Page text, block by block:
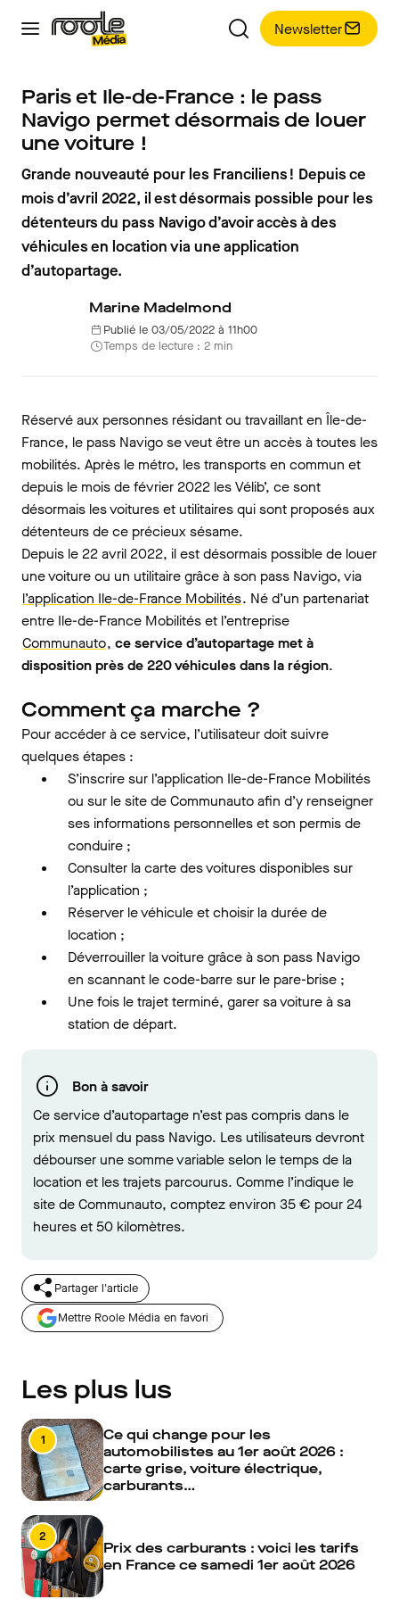
Newsletter
Paris et Ile-de-France : le pass
Navigo permet désormais de louer
une voiture !
Grande nouveauté pour les Franciliens ! Depuis ce
mois d’avril 2022, il est désormais possible pour les
détenteurs du pass Navigo d’avoir accès à des
véhicules en location via une application
d’autopartage.
Marine Madelmond
Publié le 03/05/2022 à 11h00
Temps de lecture : 2 min
Réservé aux personnes résidant ou travaillant en Île-de-
France, le pass Navigo se veut être un accès à toutes les
mobilités. Après le métro, les transports en commun et
depuis le mois de février 2022 les Vélib’, ce sont
désormais les voitures et utilitaires qui sont proposés aux
détenteurs de ce précieux sésame.
Depuis le 22 avril 2022, il est désormais possible de louer
une voiture ou un utilitaire grâce à son pass Navigo, via
l’application Ile-de-France Mobilités. Né d’un partenariat
entre Ile-de-France Mobilités et l’entreprise
Communauto, ce service d’autopartage met à
disposition près de 220 véhicules dans la région.
Comment ça marche ?
Pour accéder à ce service, l’utilisateur doit suivre
quelques étapes :
S’inscrire sur l’application Ile-de-France Mobilités
ou sur le site de Communauto afin d’y renseigner
ses informations personnelles et son permis de
conduire ;
Consulter la carte des voitures disponibles sur
l’application ;
Réserver le véhicule et choisir la durée de
location ;
Déverrouiller la voiture grâce à son pass Navigo
en scannant le code-barre sur le pare-brise ;
Une fois le trajet terminé, garer sa voiture à sa
station de départ.
Bon à savoir
Ce service d’autopartage n’est pas compris dans le
prix mensuel du pass Navigo. Les utilisateurs devront
débourser une somme variable selon le temps de la
location et les trajets parcourus. Comme l’indique le
site de Communauto, comptez environ 35 € pour 24
heures et 50 kilomètres.
Partager l'article
Mettre Roole Média en favori
Les plus lus
1
Ce qui change pour les
automobilistes au 1er août 2026 :
carte grise, voiture électrique,
carburants…
2
Prix des carburants : voici les tarifs
en France ce samedi 1er août 2026